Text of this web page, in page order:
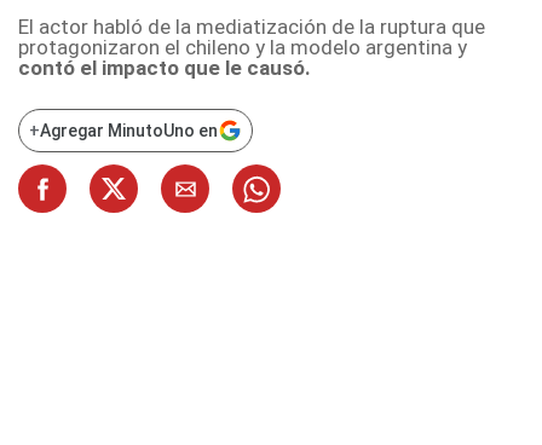
El actor habló de la mediatización de la ruptura que
protagonizaron el chileno y la modelo argentina y
contó el impacto que le causó.
+Agregar MinutoUno en